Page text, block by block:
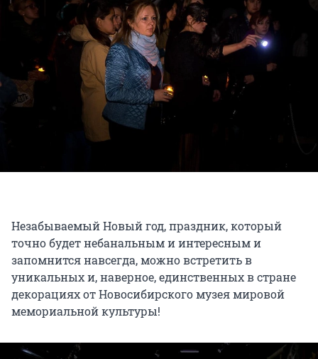
Незабываемый Новый год, праздник, который
точно будет небанальным и интересным и
запомнится навсегда, можно встретить в
уникальных и, наверное, единственных в стране
декорациях от Новосибирского музея мировой
мемориальной культуры!